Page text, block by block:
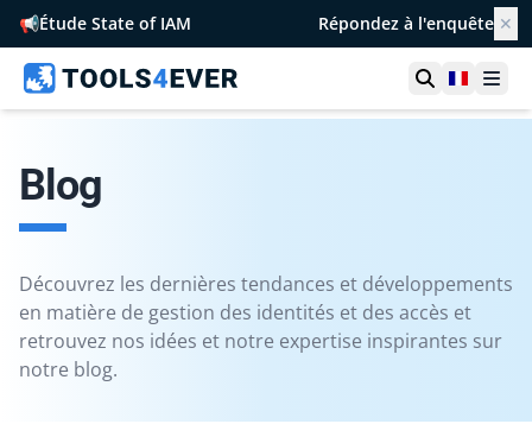
📢Étude State of IAM Répondez à l'enquête ✕
Ouvrir la
France
Blog
Découvrez les dernières tendances et développements
en matière de gestion des identités et des accès et
retrouvez nos idées et notre expertise inspirantes sur
notre blog.